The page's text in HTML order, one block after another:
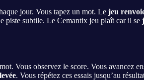
jour. Vous tapez un mot. Le jeu
piste subtile. Le Cemantix jeu plaît car il se
Vous observez le score. Vous avancez
. Vous répétez ces essais jusqu’au